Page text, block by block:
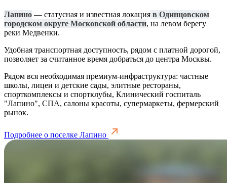
Лапино — статусная и известная локация в Одинцовском
городском округе Московской области, на левом берегу
реки Медвенки.
Удобная транспортная доступность, рядом с платной дорогой,
позволяет за считанное время добраться до центра Москвы.
Рядом вся необходимая премиум-инфраструктура: частные
школы, лицеи и детские сады, элитные рестораны,
спорткомплексы и спортклубы, Клинический госпиталь
"Лапино", СПА, салоны красоты, супермаркеты, фермерский
рынок.
Подробнее о поселке Лапино